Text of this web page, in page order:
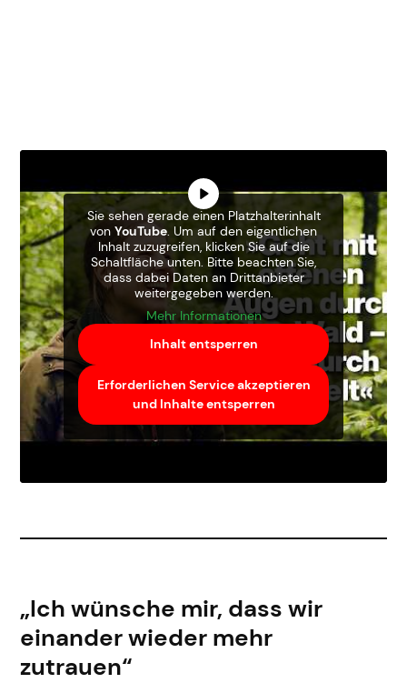
Sie sehen gerade einen Platzhalterinhalt
von YouTube . Um auf den eigentlichen
Inhalt zuzugreifen, klicken Sie auf die
Schaltfläche unten. Bitte beachten Sie,
dass dabei Daten an Drittanbieter
weitergegeben werden.
Mehr Informationen
Inhalt entsperren
Erforderlichen Service akzeptieren
und Inhalte entsperren
„Ich wünsche mir, dass wir
einander wieder mehr
zutrauen“